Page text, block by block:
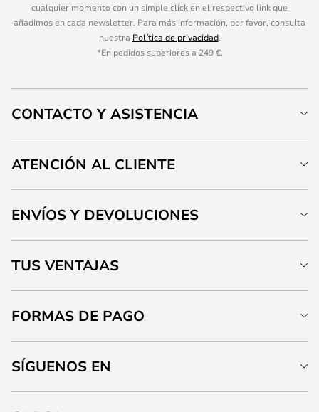
cualquier momento con un simple click en el respectivo link que
añadimos en cada newsletter. Para más información, por favor, consulta
nuestra Política de privacidad.
*En pedidos superiores a 249 €.
CONTACTO Y ASISTENCIA
ATENCIÓN AL CLIENTE
ENVÍOS Y DEVOLUCIONES
TUS VENTAJAS
FORMAS DE PAGO
SÍGUENOS EN